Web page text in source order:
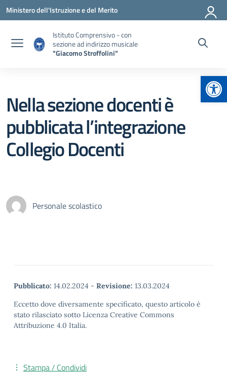
Vai ai contenuti
Vai al menu di navigazione
Vai al footer
Ministero dell'Istruzione e del Merito
Istituto Comprensivo - con
sezione ad indirizzo musicale
"Giacomo Stroffolini"
Nella sezione docenti è
pubblicata l’integrazione
Collegio Docenti
Personale scolastico
Pubblicato: 14.02.2024 - Revisione: 13.03.2024
Eccetto dove diversamente specificato, questo articolo è
stato rilasciato sotto Licenza Creative Commons
Attribuzione 4.0 Italia.
Stampa / Condividi